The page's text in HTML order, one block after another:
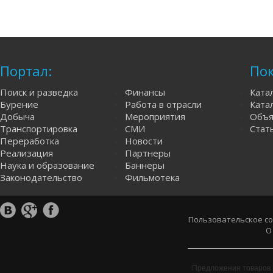
Портал:
Поиск и разведка
Бурение
Добыча
Транспортировка
Переработка
Реализация
Наука и образование
Законодательство
Финансы
Работа в отрасли
Мероприятия
СМИ
Новости
Партнеры
Баннеры
Фильмотека
Пользовательское
О
Предложения товаров